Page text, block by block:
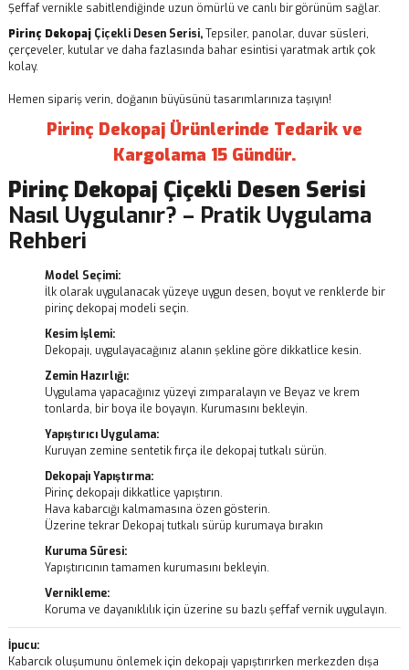
Şeffaf vernikle sabitlendiğinde uzun ömürlü ve canlı bir görünüm sağlar.
Pirinç Dekopaj Çiçekli Desen Serisi,Tepsiler, panolar, duvar süsleri,
çerçeveler, kutular ve daha fazlasında bahar esintisi yaratmak artık çok
kolay.
Hemen sipariş verin, doğanın büyüsünü tasarımlarınıza taşıyın!
Pirinç Dekopaj Ürünlerinde Tedarik ve
Kargolama 15 Gündür.
Pirinç Dekopaj Çiçekli Desen Serisi
Nasıl Uygulanır? – Pratik Uygulama
Rehberi
Model Seçimi:
İlk olarak uygulanacak yüzeye uygun desen, boyut ve renklerde bir
pirinç dekopaj modeli seçin.
Kesim İşlemi:
Dekopajı, uygulayacağınız alanın şekline göre dikkatlice kesin.
Zemin Hazırlığı:
Uygulama yapacağınız yüzeyi zımparalayın ve Beyaz ve krem
tonlarda, bir boya ile boyayın. Kurumasını bekleyin.
Yapıştırıcı Uygulama:
Kuruyan zemine sentetik fırça ile dekopaj tutkalı sürün.
Dekopajı Yapıştırma:
Pirinç dekopajı dikkatlice yapıştırın.
Hava kabarcığı kalmamasına özen gösterin.
Üzerine tekrar Dekopaj tutkalı sürüp kurumaya bırakın
Kuruma Süresi:
Yapıştırıcının tamamen kurumasını bekleyin.
Vernikleme:
Koruma ve dayanıklılık için üzerine su bazlı şeffaf vernik uygulayın.
İpucu:
Kabarcık oluşumunu önlemek için dekopajı yapıştırırken merkezden dışa